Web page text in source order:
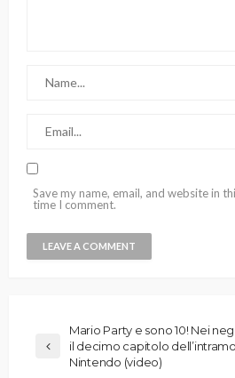
Save my name, email, and website in
time I comment.
Mario Party e sono 10! Nei
il decimo capitolo
Nintendo (video)